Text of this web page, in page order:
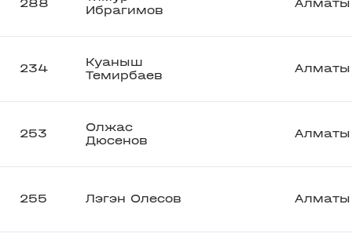
288
Ибрагимов
Алматы
234
Куаныш
Темирбаев
Алматы
253
Олжас
Дюсенов
Алматы
255 Лэгэн Олесов Алматы